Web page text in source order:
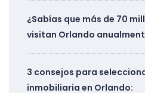
¿Sabías que más de 70
visitan Orlando
3 consejos para
inmobiliaria en Orlando: